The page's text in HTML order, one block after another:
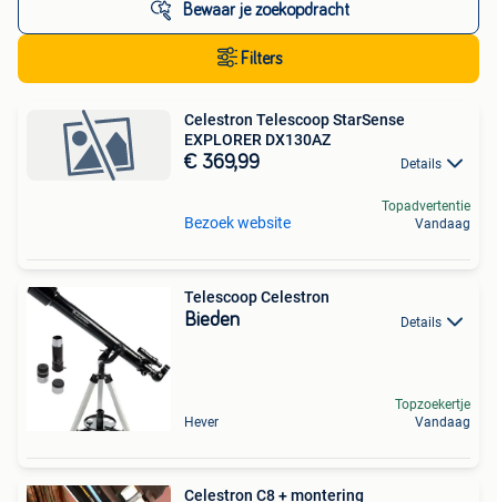
Bewaar je zoekopdracht
Filters
Celestron Telescoop StarSense
EXPLORER DX130AZ
€ 369,99 Details
Bezoek website
Topadvertentie
Vandaag
Telescoop Celestron
Bieden Details
Hever
Topzoekertje
Vandaag
Celestron C8 + montering